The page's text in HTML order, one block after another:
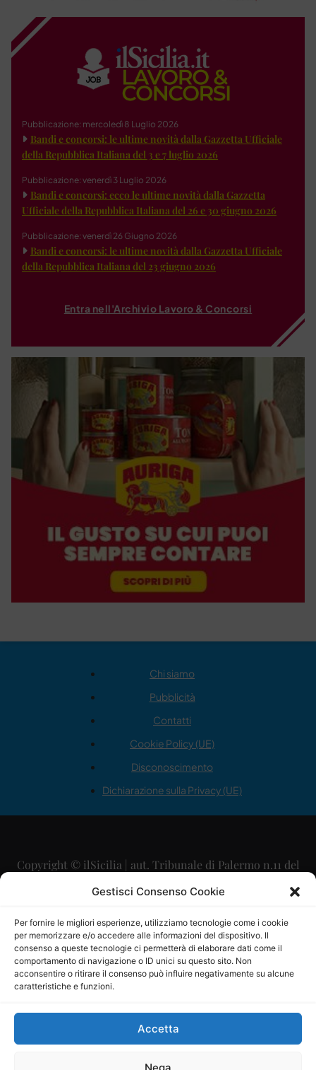
Gestisci Consenso Cookie
Per fornire le migliori esperienze, utilizziamo tecnologie come i cookie
per memorizzare e/o accedere alle informazioni del dispositivo. Il
consenso a queste tecnologie ci permetterà di elaborare dati come il
comportamento di navigazione o ID unici su questo sito. Non
acconsentire o ritirare il consenso può influire negativamente su alcune
caratteristiche e funzioni.
Accetta
Pubblicazione: mercoledì 8 Luglio 2026
Bandi e concorsi: le ultime novità dalla Gazzetta Ufficiale
della Repubblica Italiana del 3 e 7 luglio 2026
Pubblicazione: venerdì 3 Luglio 2026
Bandi e concorsi: ecco le ultime novità dalla Gazzetta
Ufficiale della Repubblica Italiana del 26 e 30 giugno 2026
Pubblicazione: venerdì 26 Giugno 2026
Bandi e concorsi: le ultime novità dalla Gazzetta Ufficiale
della Repubblica Italiana del 23 giugno 2026
Entra nell'Archivio Lavoro & Concorsi
Chi siamo
Pubblicità
Contatti
Cookie Policy (UE)
Disconoscimento
Dichiarazione sulla Privacy (UE)
Copyright © ilSicilia | aut. Tribunale di Palermo n.11 del
29/09/2015
Direttore Editoriale: Maurizio Scaglione
Direttore Responsabile: Maria Calabrese
P.IVA: 06334930820
Mercurio Comunicazione Società Cooperativa a r.l. è
iscritta al Registro degli Operatori di Comunicazione al